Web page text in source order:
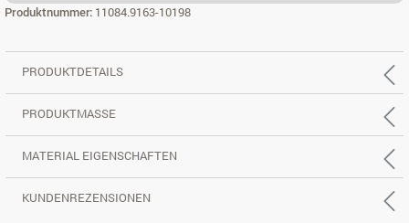
Produktnummer: 11084.9163-10198
PRODUKTDETAILS
PRODUKTMASSE
MATERIAL EIGENSCHAFTEN
KUNDENREZENSIONEN